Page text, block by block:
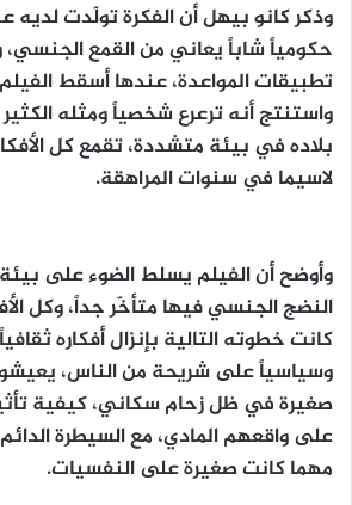
وذكر كانو بيهل أن الفكرة تولّدت لديه
حكومياً شاباً يعاني من القمع
تطبيقات المواعدة، عندها أسقط
واستنتج أنه ترعرع شخصياً ومثله
بلاده في بيئة متشددة، تقمع كل
لاسيما في سنوات المراهقة.
وأوضح أن الفيلم يسلط الضوء على
النضج الجنسي فيها متأخّر جداً، وكل
كانت خطوته التالية بإنزال أفكاره
وسياسياً على شريحة من الناس،
صغيرة في ظل زحام سكاني، كيفية
على واقعهم المادي، مع السيطرة الدائم
مهما كانت صغيرة على النفسيات.